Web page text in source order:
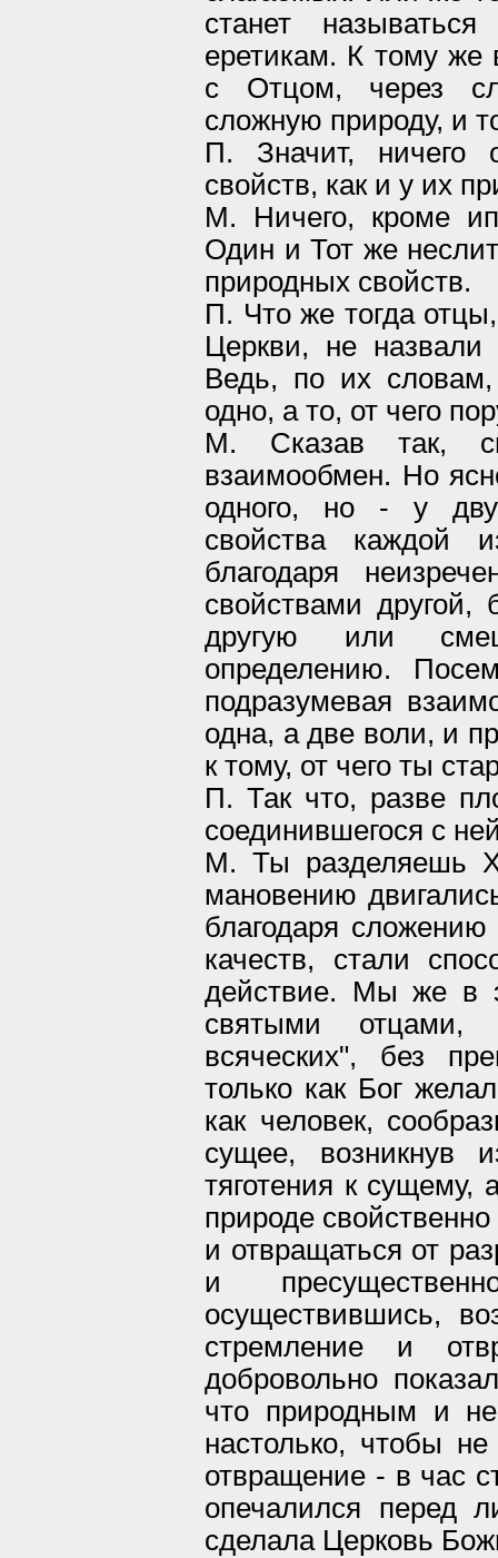
станет
еретикам. К тому же
с Отцом, через
сложную природу, и
П. Значит, ничего
свойств, как и у их
М. Ничего, кроме
Один и Тот же
природных свойств.
П. Что же тогда
Церкви, не
Ведь, по их
одно, а то, от чего
М. Сказав так,
взаимообмен. Но
одного, но - у
свойства каждой
благодаря
свойствами другой,
другую или
определению.
подразумевая
одна, а две воли, и
к тому, от чего ты
П. Так что, разве
соединившегося с
М. Ты разделяешь
мановению
благодаря сложению
качеств, стали
действие. Мы же в
святыми
всяческих", без
только как Бог
как человек,
сущее, возникнув
тяготения к
природе
и отвращаться от
и
осуществившись,
стремление и
добровольно
что природным и
настолько, чтобы
отвращение - в час
опечалился перед
сделала Церковь